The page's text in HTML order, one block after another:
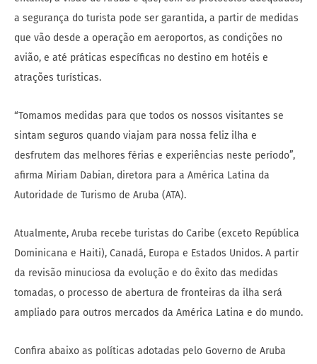
a segurança do turista pode ser garantida, a partir de medidas
que vão desde a operação em aeroportos, as condições no
avião, e até práticas específicas no destino em hotéis e
atrações turísticas.
“Tomamos medidas para que todos os nossos visitantes se
sintam seguros quando viajam para nossa feliz ilha e
desfrutem das melhores férias e experiências neste período”,
afirma Miriam Dabian, diretora para a América Latina da
Autoridade de Turismo de Aruba (ATA).
Atualmente, Aruba recebe turistas do Caribe (exceto República
Dominicana e Haiti), Canadá, Europa e Estados Unidos. A partir
da revisão minuciosa da evolução e do êxito das medidas
tomadas, o processo de abertura de fronteiras da ilha será
ampliado para outros mercados da América Latina e do mundo.
Confira abaixo as políticas adotadas pelo Governo de Aruba